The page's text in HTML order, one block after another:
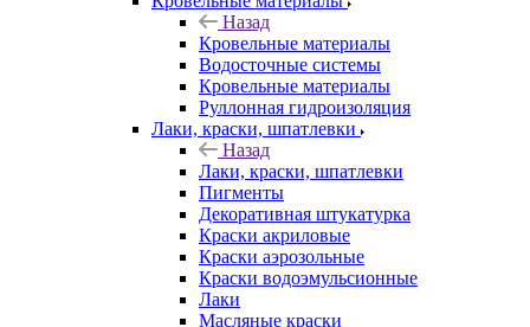
Назад
Кровельные материалы
Водосточные системы
Кровельные материалы
Руллонная гидроизоляция
Лаки, краски, шпатлевки
Назад
Лаки, краски, шпатлевки
Пигменты
Декоративная штукатурка
Краски акриловые
Краски аэрозольные
Краски водоэмульсионные
Лаки
Масляные краски